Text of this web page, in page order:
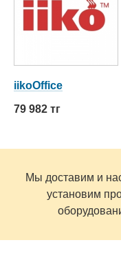
iikoOffice
79 982 тг
Мы доставим и
установим